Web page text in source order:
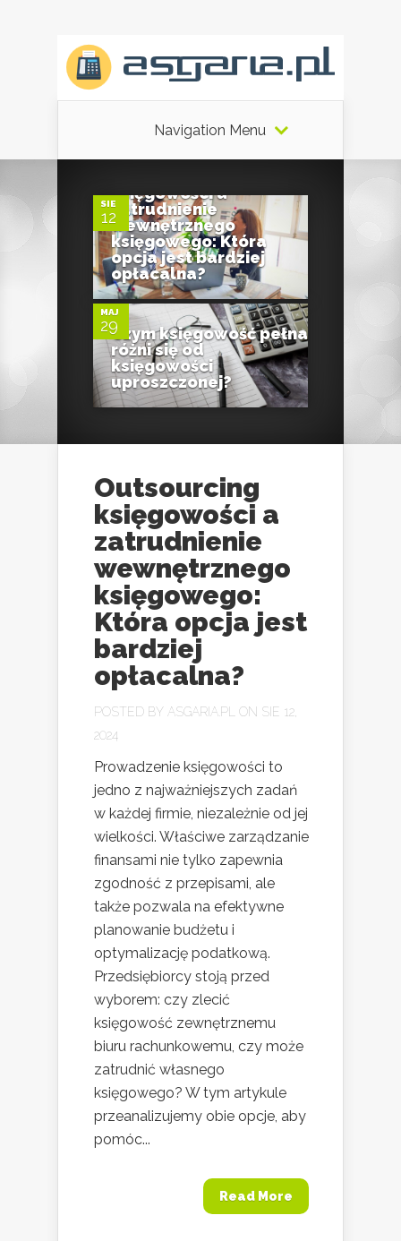
Navigation Menu
SIE
12
księgowości a
zatrudnienie
wewnętrznego
księgowego: Która
opcja jest bardziej
opłacalna?
MAJ
29
0
Czym księgowość pełna
różni się od
księgowości
uproszczonej?
Outsourcing
księgowości a
zatrudnienie
wewnętrznego
księgowego:
Która opcja jest
bardziej
opłacalna?
POSTED BY ASGARIA.PL
ON SIE 12,
2024
Prowadzenie księgowości to
jedno z najważniejszych zadań
w każdej firmie, niezależnie od jej
wielkości. Właściwe zarządzanie
finansami nie tylko zapewnia
zgodność z przepisami, ale
także pozwala na efektywne
planowanie budżetu i
optymalizację podatkową.
Przedsiębiorcy stoją przed
wyborem: czy zlecić
księgowość zewnętrznemu
biuru rachunkowemu, czy może
zatrudnić własnego
księgowego? W tym artykule
przeanalizujemy obie opcje, aby
pomóc...
Read More